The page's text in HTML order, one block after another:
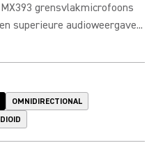
grensvlakmicrofoons
superieure audioweergave...
OMNIDIRECTIONAL